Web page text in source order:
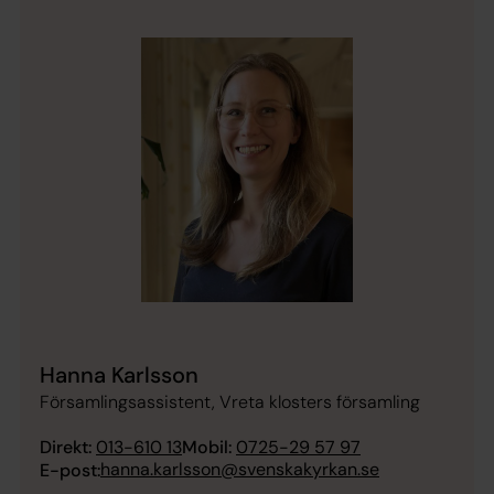
Hanna Karlsson
Församlingsassistent, Vreta klosters församling
Direkt: 013-610 13Mobil: 0725-29 57 97
E-post:hanna.karlsson@svenskakyrkan.se